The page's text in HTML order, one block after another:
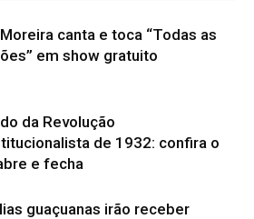
canta e toca “Todas as
em show gratuito
da Revolução
de 1932: confira o
e fecha
guaçuanas irão receber